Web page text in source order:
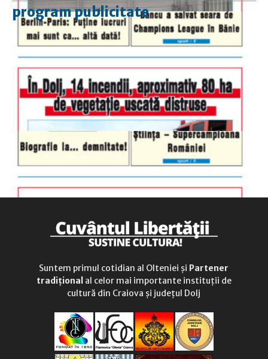
program publicitate
luni-vineri
9.00 - 17.00
duminică
9.00 - 12.00
Suntem primul cotidian al Olteniei și Partener
tradițional al celor mai importante instituții de
cultură din Craiova și județul Dolj